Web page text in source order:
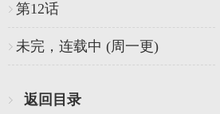
第12话
未完，连载中 (周一更)
返回目录